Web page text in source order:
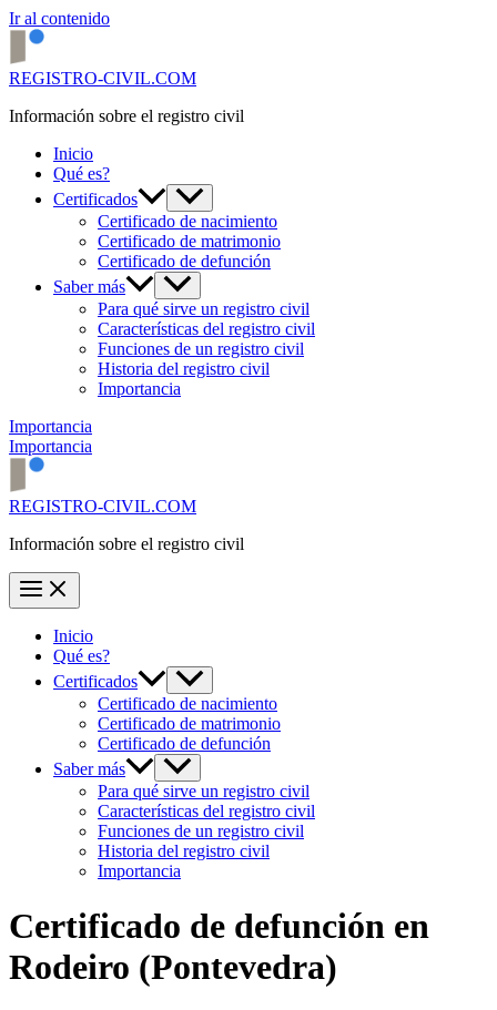
Ir al contenido
REGISTRO-CIVIL.COM
Información sobre el registro civil
Inicio
Qué es?
Certificados
Certificado de nacimiento
Certificado de matrimonio
Certificado de defunción
Saber más
Para qué sirve un registro civil
Características del registro civil
Funciones de un registro civil
Historia del registro civil
Importancia
Importancia
Importancia
REGISTRO-CIVIL.COM
Información sobre el registro civil
Inicio
Qué es?
Certificados
Certificado de nacimiento
Certificado de matrimonio
Certificado de defunción
Saber más
Para qué sirve un registro civil
Características del registro civil
Funciones de un registro civil
Historia del registro civil
Importancia
Certificado de defunción en
Rodeiro (Pontevedra)